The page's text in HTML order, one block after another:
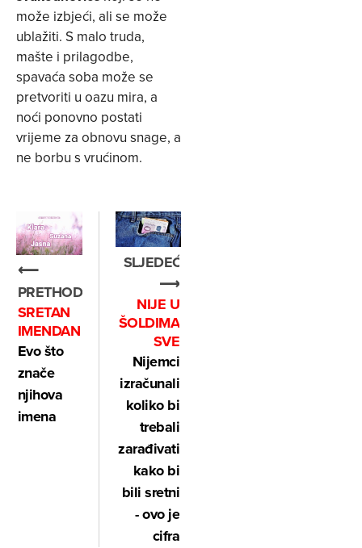
može izbjeći, ali se može
ublažiti. S malo truda,
mašte i prilagodbe,
spavaća soba može se
pretvoriti u oazu mira, a
noći ponovno postati
vrijeme za obnovu snage, a
ne borbu s vrućinom.
⟵
PRETHODNO
SRETAN
IMENDAN
Evo što
znače
njihova
imena
SLJEDEĆE
⟶
NIJE U
ŠOLDIMA
SVE
Nijemci
izračunali
koliko bi
trebali
zarađivati
kako bi
bili sretni
- ovo je
cifra